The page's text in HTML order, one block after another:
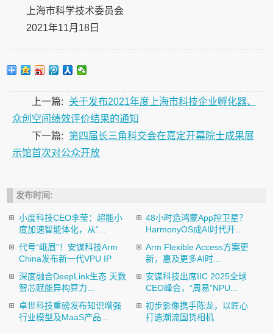
上海市科学技术委员会
2021年11月18日
上一篇:
关于发布2021年度上海市科技企业孵化器、
众创空间绩效评价结果的通知
下一篇:
第四届长三角科交会在嘉定开幕院士成果展
示馆首次对公众开放
发布时间:
小度科技CEO李莹：超能小
度加速智能体化，从“...
48小时造鸿蒙App控卫星？
HarmonyOS成AI时代开...
代号“峨眉”！安谋科技Arm
China发布新一代VPU IP
Arm Flexible Access方案更
新，惠及更多AI时...
深度融合DeepLink生态 天数
智芯赋能异构算力...
安谋科技出席IIC 2025全球
CEO峰会，“周易”NPU...
卓世科技重磅发布知识增强
行业模型及MaaS产品...
初步影像携手陈龙，以匠心
打造潮流国货相机